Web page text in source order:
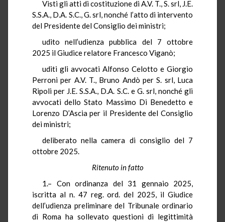
Visti gli atti di costituzione di A.V. T., S. srl, J.E.
S.S.A., D.A. S.C., G. srl, nonché l’atto di intervento
del Presidente del Consiglio dei ministri;
udito nell’udienza pubblica del 7 ottobre
2025 il Giudice relatore Francesco Viganò;
uditi gli avvocati Alfonso Celotto e Giorgio
Perroni per A.V. T., Bruno Andò per S. srl, Luca
Ripoli per J.E. S.S.A., D.A. S.C. e G. srl, nonché gli
avvocati dello Stato Massimo Di Benedetto e
Lorenzo D’Ascia per il Presidente del Consiglio
dei ministri;
deliberato nella camera di consiglio del 7
ottobre 2025.
Ritenuto in fatto
1.– Con ordinanza del 31 gennaio 2025,
iscritta al n. 47 reg. ord. del 2025, il Giudice
dell’udienza preliminare del Tribunale ordinario
di Roma ha sollevato questioni di legittimità